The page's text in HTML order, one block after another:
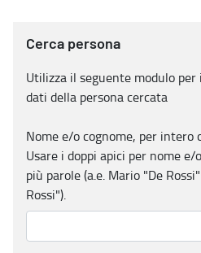
Cerca persona
Utilizza il seguente modulo
dati della persona cercata
Nome e/o cognome, per intero
Usare i doppi apici per nome e/
più parole (a.e. Mario "De
Rossi").